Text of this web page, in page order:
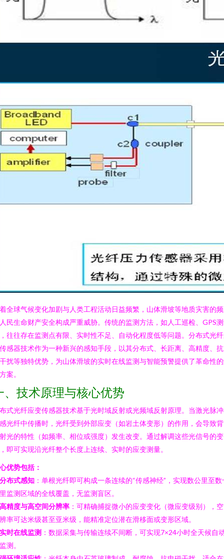
全球气候变化加剧与人类工程活动日益频繁，山体滑坡等地质灾害的
民生命财产安全构成严重威胁。传统的监测方法，如人工巡检、GPS
往往存在监测点有限、实时性不足、自动化程度低等问题。分布式光
感器技术作为一种新兴的感知手段，以其分布式、长距离、高精度、
扰等独特优势，为山体滑坡的实时在线监测与智能预警提供了革命性
案。
、技术原理与核心优势
式光纤应变传感器技术基于光时域反射或光频域反射原理。当激光脉
光纤中传播时，光纤受到外部应变（如岩土体变形）的作用，会导致
光的特性（如频率、相位或强度）发生改变。通过解调这些光信号的变
即可实现沿光纤整个长度上连续、实时的应变测量。
优势包括：
分布式感知 ：单根光纤即可构成一条连续的“传感神经”，实现数公里至数
监测区域的全线覆盖，无监测盲区。
高精度与高空间分辨率 ：可精确捕捉微小的应变变化（微应变级别），
率可达米级甚至亚米级，能精准定位潜在滑移面或变形区域。
实时在线监测 ：数据采集与传输连续不间断，可实现7×24小时全天候自
测。